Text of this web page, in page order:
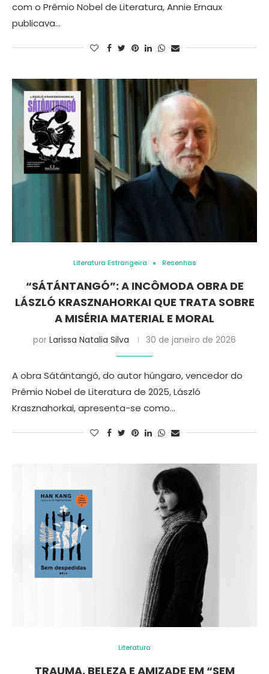
com o Prêmio Nobel de Literatura, Annie Ernaux
publicava…
Literatura Estrangeira Resenhas
“SÁTÁNTANGÓ”: A INCÔMODA OBRA DE
LÁSZLÓ KRASZNAHORKAI QUE TRATA SOBRE
A MISÉRIA MATERIAL E MORAL
por Larissa Natalia Silva 30 de janeiro de 2026
A obra Sátántangó, do autor húngaro, vencedor do
Prêmio Nobel de Literatura de 2025, László
Krasznahorkai, apresenta-se como…
Literatura
TRAUMA, BELEZA E AMIZADE EM “SEM